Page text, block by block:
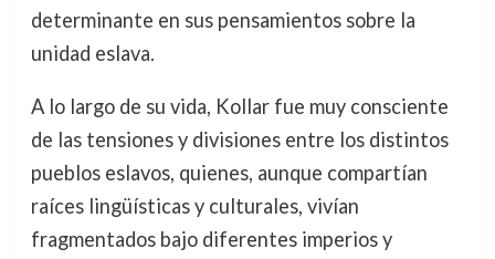
determinante en sus pensamientos sobre la
unidad eslava.
A lo largo de su vida, Kollar fue muy consciente
de las tensiones y divisiones entre los distintos
pueblos eslavos, quienes, aunque compartían
raíces lingüísticas y culturales, vivían
fragmentados bajo diferentes imperios y